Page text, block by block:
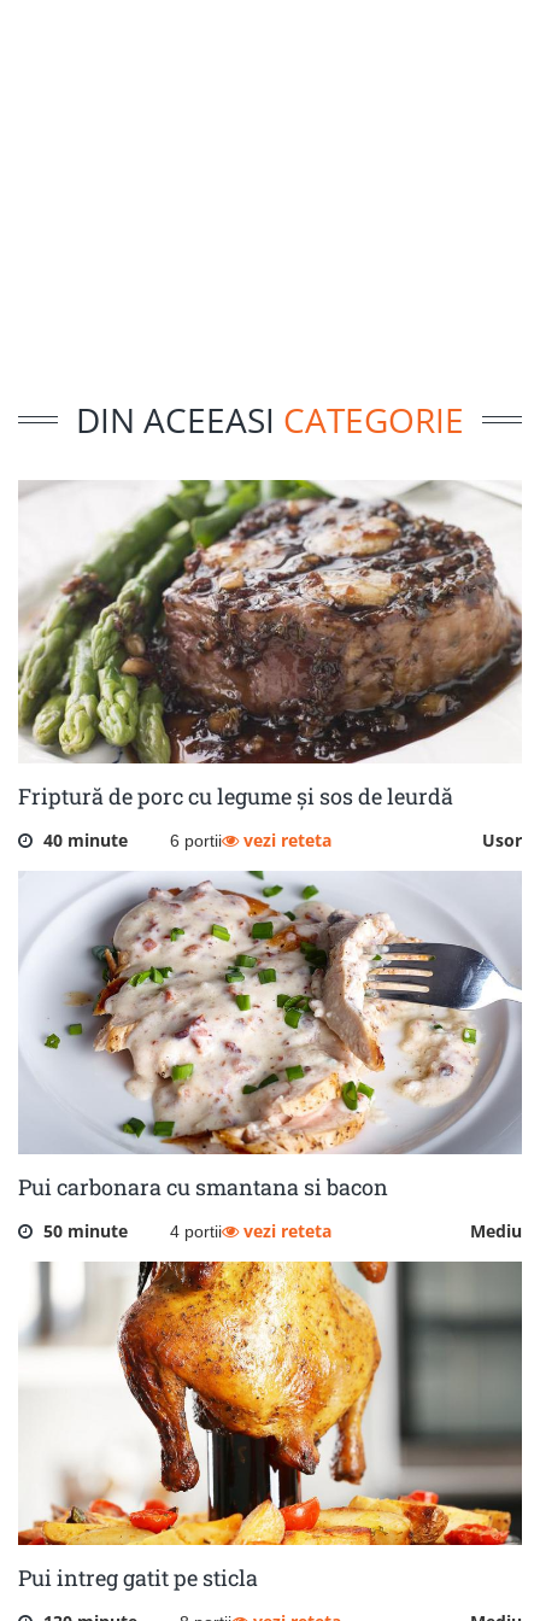
DIN ACEEASI CATEGORIE
Friptură de porc cu legume și sos de leurdă
40 minute 6 portii Usor
vezi reteta
Pui carbonara cu smantana si bacon
50 minute 4 portii Mediu
vezi reteta
Pui intreg gatit pe sticla